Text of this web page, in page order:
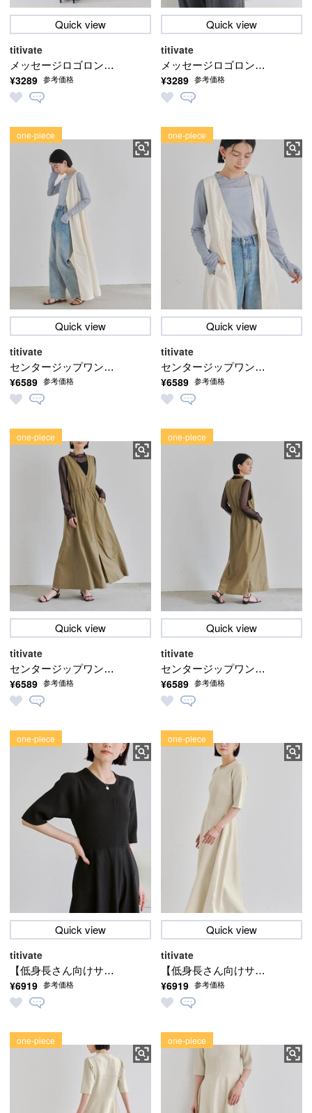
Quick view
メッセージロゴロング
スリーブTシャツ【メー
ル便可／100】
titivate
¥3289 参考価格
Quick view
メッセージロゴロング
スリーブTシャツ【メー
ル便可／100】
titivate
¥3289 参考価格
Quick view
センタージップワンピ
ース
titivate
¥6589 参考価格
one-piece
Quick view
センタージップワンピ
ース
titivate
¥6589 参考価格
one-piece
Quick view
センタージップワンピ
ース
titivate
¥6589 参考価格
one-piece
Quick view
センタージップワンピ
ース
titivate
¥6589 参考価格
one-piece
Quick view
【低身長さん向けサイ
ズ有り】【IGTV】 ハー
フスリーブリブデザイ
titivate
¥6919 参考価格
one-piece
Quick view
【低身長さん向けサイ
ズ有り】【IGTV】 ハー
フスリーブリブデザイ
titivate
¥6919 参考価格
one-piece
one-piece one-piece